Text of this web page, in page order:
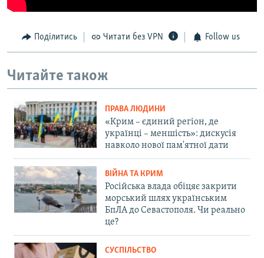
Поділитись Читати без VPN Follow us
Читайте також
ПРАВА ЛЮДИНИ
«Крим – єдиний регіон, де
українці – меншість»: дискусія
навколо нової пам'ятної дати
ВІЙНА ТА КРИМ
Російська влада обіцяє закрити
морський шлях українським
БпЛА до Севастополя. Чи реально
це?
СУСПІЛЬСТВО